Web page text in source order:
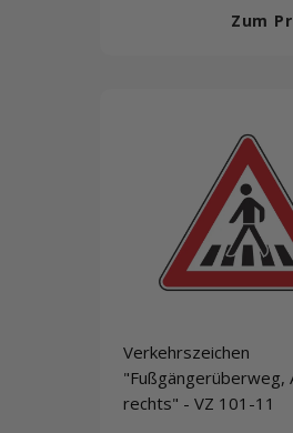
Zum
Verkehrszeichen
"Fußgängerüberweg,
rechts" - VZ 101-11